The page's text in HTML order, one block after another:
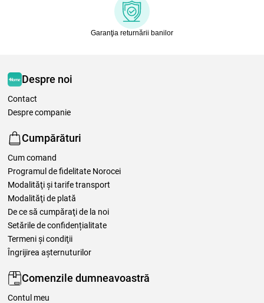
Garanţia returnării banilor
Despre noi
Contact
Despre companie
Cumpărături
Cum comand
Programul de fidelitate Norocei
Modalităţi şi tarife transport
Modalităţi de plată
De ce să cumpăraţi de la noi
Setările de confidențialitate
Termeni şi condiţii
Îngrijirea așternuturilor
Comenzile dumneavoastră
Contul meu